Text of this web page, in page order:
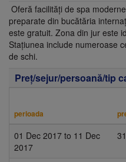
Oferă facilităţi de spa
preparate din bucătăria
este gratuit. Zona din jur este
Staţiunea include numeroase
de schi.
Preţ/sejur/persoană/tip
perioada
01 Dec 2017 to 11 Dec
2017